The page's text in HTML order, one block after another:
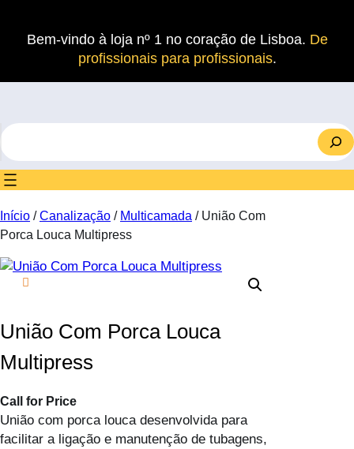
Bem-vindo à loja nº 1 no coração de Lisboa. De
profissionais para profissionais.
S
e
a
r
h
Início /Canalização / Multicamada / União Com
Porca Louca Multipress
União Com Porca Louca
Multipress
Call for Price
União com porca louca desenvolvida para
facilitar a ligação e manutenção de tubagens,